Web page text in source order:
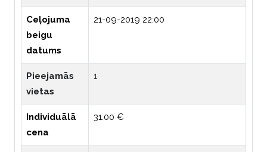
Ceļojuma
beigu
datums
21-09-2019 22:00
Pieejamās
vietas
1
Individuālā
cena
31.00 €